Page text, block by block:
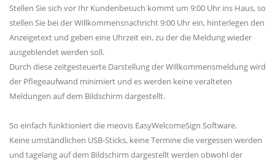
Stellen Sie sich vor Ihr Kundenbesuch kommt um 9:00 Uhr ins Haus, so
stellen Sie bei der Willkommensnachricht 9:00 Uhr ein, hinterlegen den
Anzeigetext und geben eine Uhrzeit ein, zu der die Meldung wieder
ausgeblendet werden soll.
Durch diese zeitgesteuerte Darstellung der Willkommensmeldung wird
der Pflegeaufwand minimiert und es werden keine veralteten
Meldungen auf dem Bildschirm dargestellt.
So einfach funktioniert die meovis EasyWelcomeSign Software.
Keine umständlichen USB-Sticks, keine Termine die vergessen werden
und tagelang auf dem Bildschirm dargestellt werden obwohl der